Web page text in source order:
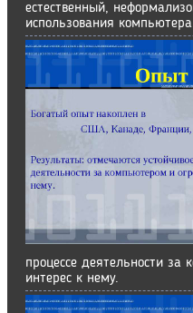
естественный,
использования компьютера
процессе деятельности
интерес к нему.